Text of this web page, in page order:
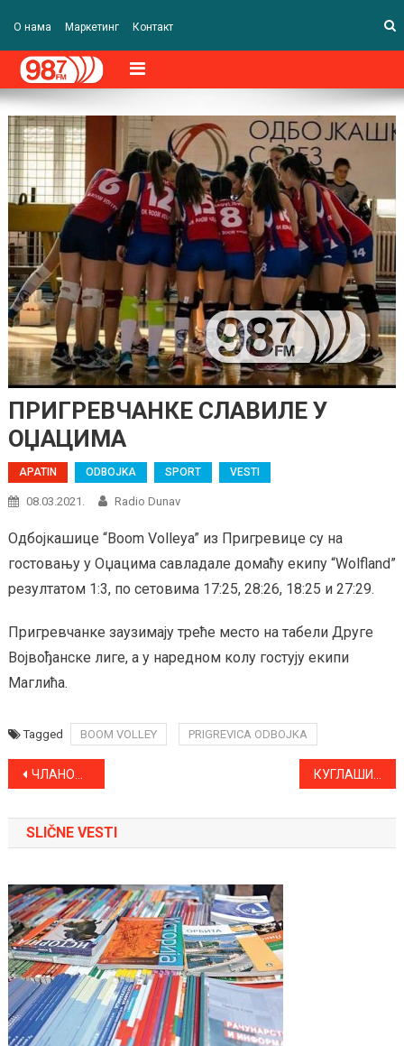
О нама Маркетинг Контакт
ПРИГРЕВЧАНКЕ СЛАВИЛЕ У
ОЏАЦИМА
APATIN ODBOJKA SPORT VESTI
08.03.2021. Radio Dunav
Одбојкашице “Boom Volleya” из Пригревице су на
гостовању у Оџацима савладале домаћу екипу “Wolfland”
резултатом 1:3, по сетовима 17:25, 28:26, 18:25 и 27:29.
Пригревчанке заузимају треће место на табели Друге
Војвођанске лиге, а у наредном колу гостују екипи
Маглића.
Tagged BOOM VOLLEY PRIGREVICA ODBOJKA
Kretanje
članka
ЧЛАНОВИ АТЛЕТСКОГ КЛУБА АПАТИН УСПЕШНИ НА ПРВЕНСТВИМА СРБИЈЕ У ДВОРАНИ И НА ПЕТОМ ПОЛУМАРАТОНУ СРЕБРНО ЈЕЗЕРО
SLIČNE VESTI